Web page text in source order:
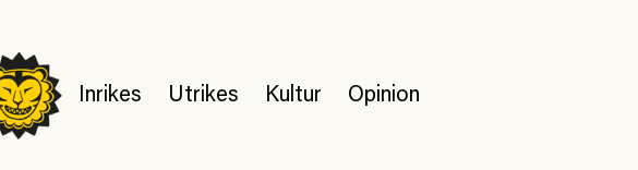
Inrikes Utrikes Kultur Opinion